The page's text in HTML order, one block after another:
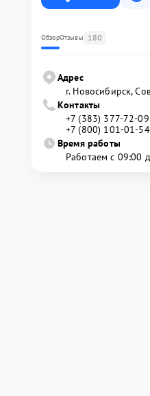
ОбзорОтзывы 180
Адрес
г. Новосибирск,
Контакты
+7 (383) 377-72-09
+7 (800) 101-01-54
Время работы
Работаем с 09:00